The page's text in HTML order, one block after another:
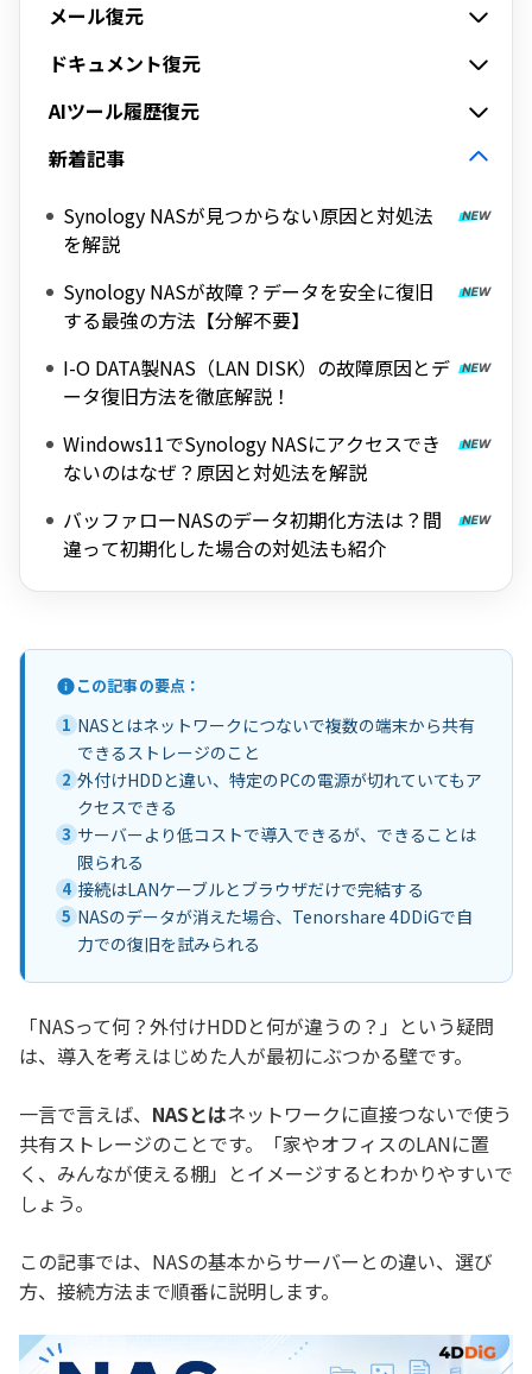
メール復元
ドキュメント復元
AIツール履歴復元
新着記事
Synology NASが見つからない原因と対処法
を解説
Synology NASが故障？データを安全に復旧
する最強の方法【分解不要】
I-O DATA製NAS（LAN DISK）の故障原因とデ
ータ復旧方法を徹底解説！
Windows11でSynology NASにアクセスでき
ないのはなぜ？原因と対処法を解説
バッファローNASのデータ初期化方法は？間
違って初期化した場合の対処法も紹介
この記事の要点：
1 NASとはネットワークにつないで複数の端末から共有
できるストレージのこと
2 外付けHDDと違い、特定のPCの電源が切れていてもア
クセスできる
3 サーバーより低コストで導入できるが、できることは
限られる
4 接続はLANケーブルとブラウザだけで完結する
5 NASのデータが消えた場合、Tenorshare 4DDiGで自
力での復旧を試みられる
「NASって何？外付けHDDと何が違うの？」という疑問
は、導入を考えはじめた人が最初にぶつかる壁です。
一言で言えば、 NASとはネットワークに直接つないで使う
共有ストレージのことです。「家やオフィスのLANに置
く、みんなが使える棚」とイメージするとわかりやすいで
しょう。
この記事では、NASの基本からサーバーとの違い、選び
方、接続方法まで順番に説明します。